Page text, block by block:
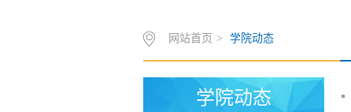
网站首页 > 学院动态
学院动态